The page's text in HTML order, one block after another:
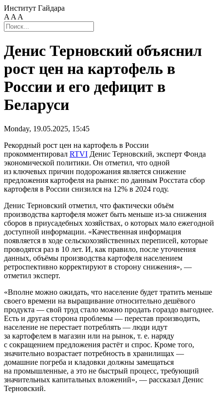
Институт Гайдара
A A A
Денис Терновский объяснил
рост цен на картофель в
России и его дефицит в
Беларуси
Monday, 19.05.2025, 15:45
Рекордный рост цен на картофель в России
прокомментировал RTVI Денис Терновский, эксперт Фонда
экономической политики. Он отметил, что одной
из ключевых причин подорожания является снижение
предложения картофеля на рынке: по данным Росстата сбор
картофеля в России снизился на 12% в 2024 году.
Денис Терновский отметил, что фактически объём
производства картофеля может быть меньше из-за снижения
сборов в приусадебных хозяйствах, о которых мало ежегодной
доступной информации. «Качественная информация
появляется в ходе сельскохозяйственных переписей, которые
проводятся раз в 10 лет. И, как правило, после уточнения
данных, объёмы производства картофеля населением
ретроспективно корректируют в сторону снижения», —
отметил эксперт.
«Вполне можно ожидать, что население будет тратить меньше
своего времени на выращивание относительно дешёвого
продукта — свой труд стало можно продать гораздо выгоднее.
Есть и другая сторона проблемы — перестав производить,
население не перестает потреблять — люди идут
за картофелем в магазин или на рынок, т. е. наряду
с сокращением предложения растёт и спрос. Кроме того,
значительно возрастает потребность в хранилищах —
домашние погреба и кладовки должны замещаться
на промышленные, а это не быстрый процесс, требующий
значительных капитальных вложений», — рассказал Денис
Терновский.